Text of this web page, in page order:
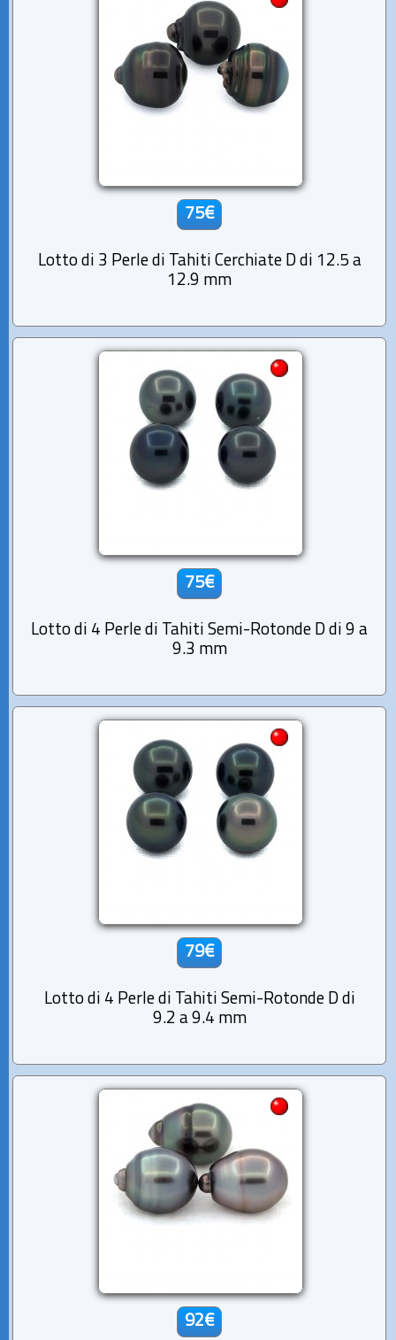
75€
Lotto di 3 Perle di Tahiti Cerchiate D di 12.5 a
12.9 mm
75€
Lotto di 4 Perle di Tahiti Semi-Rotonde D di 9 a
9.3 mm
79€
Lotto di 4 Perle di Tahiti Semi-Rotonde D di
9.2 a 9.4 mm
92€